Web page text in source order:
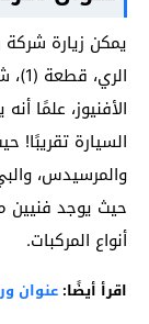
يمكن زيارة
الأفنيوز، علمًا
السيارة تقريبًا!
والمرسيدس،
حيث يوجد فنيين
أنواع المركبات.
اقرأ أيضًا: عنوان